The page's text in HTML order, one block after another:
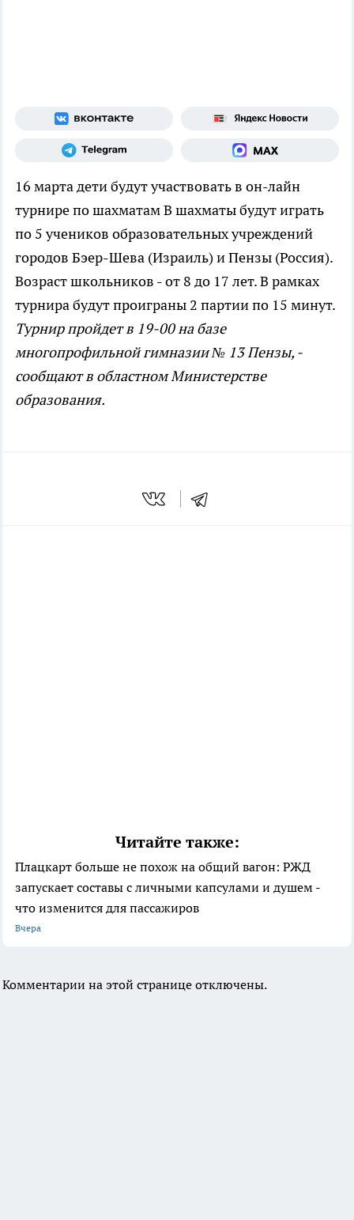
16 марта дети будут участвовать в он-лайн
турнире по шахматамВ шахматы будут играть
по 5 учеников образовательных учреждений
городов Бэер-Шева (Израиль) и Пензы (Россия).
Возраст школьников - от 8 до 17 лет. В рамках
турнира будут проиграны 2 партии по 15 минут.
Турнир пройдет в 19-00 на базе
многопрофильной гимназии № 13 Пензы, -
сообщают в областном Министерстве
образования.
Читайте также:
Плацкарт больше не похож на общий вагон: РЖД
запускает составы с личными капсулами и душем -
что изменится для пассажиров
Вчера
Комментарии на этой странице отключены.